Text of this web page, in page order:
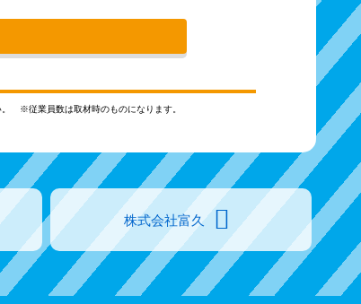
。 ※従業員数は取材時のものになります。
株式会社富久